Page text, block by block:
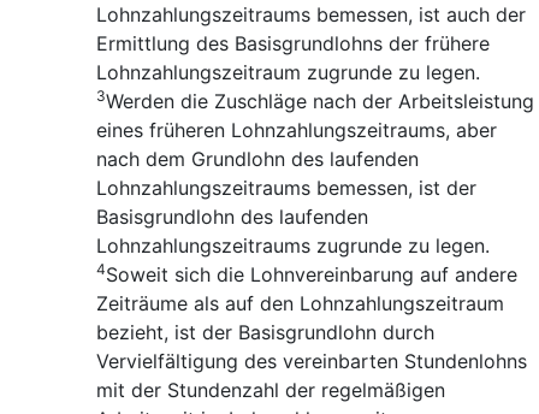
Lohnzahlungszeitraums bemessen, ist auch der
Ermittlung des Basisgrundlohns der frühere
Lohnzahlungszeitraum zugrunde zu legen.
3Werden die Zuschläge nach der Arbeitsleistung
eines früheren Lohnzahlungszeitraums, aber
nach dem Grundlohn des laufenden
Lohnzahlungszeitraums bemessen, ist der
Basisgrundlohn des laufenden
Lohnzahlungszeitraums zugrunde zu legen.
4Soweit sich die Lohnvereinbarung auf andere
Zeiträume als auf den Lohnzahlungszeitraum
bezieht, ist der Basisgrundlohn durch
Vervielfältigung des vereinbarten Stundenlohns
mit der Stundenzahl der regelmäßigen